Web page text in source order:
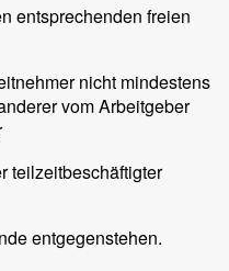
entsprechenden freien
nicht mindestens
vom Arbeitgeber
teilzeitbeschäftigter
entgegenstehen.